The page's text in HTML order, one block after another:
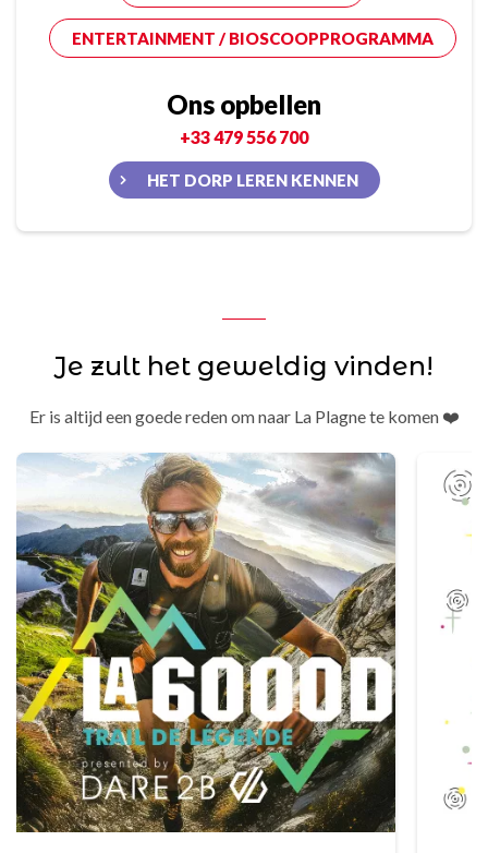
ENTERTAINMENT / BIOSCOOPPROGRAMMA
Ons opbellen
+33 479 556 700
HET DORP LEREN KENNEN
Je zult het geweldig vinden!
Er is altijd een goede reden om naar La Plagne te komen ❤️